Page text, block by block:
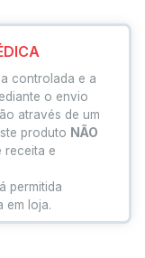
controlada e a
o envio
através de um
produto NÃO
receita e
permitida
em loja.